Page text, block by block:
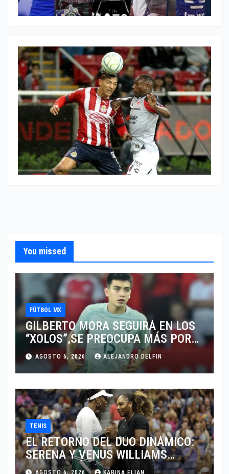
You missed
FÚTBOL MX
GILBERTO MORA SEGUIRÁ EN LOS
“XOLOS”,SE PREOCUPA MÁS POR
JUGAR EN SU EQUIPO.
AGOSTO 6, 2026 ALEJANDRO DELFIN
TENIS
EL RETORNO DEL DÚO DINÁMICO:
SERENA Y VENUS WILLIAMS
DISPUTARÁN LOS DOBLES EN
AGOSTO 6, 2026 KARINA ELIAN